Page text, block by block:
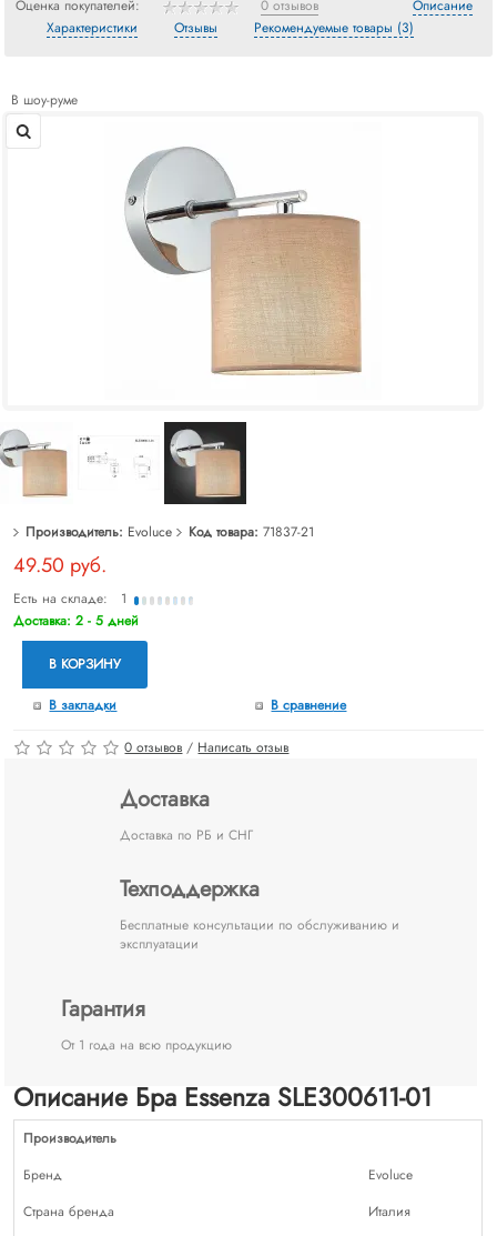
Оценка покупателей: 0 отзывов
Описание
Характеристики
Отзывы Рекомендуемые товары (3)
В шоу-руме
Производитель: Evoluce Код товара: 71837-21
49.50 руб.
Есть на складе: 1
Доставка: 2 - 5 дней
В КОРЗИНУ
В закладки В сравнение
0 отзывов / Написать отзыв
Доставка
Доставка по РБ и СНГ
Техподдержка
Бесплатные консультации по обслуживанию и
эксплуатации
Гарантия
От 1 года на всю продукцию
Описание Бра Essenza SLE300611-01
Производитель
Бренд
Evoluce
Страна бренда
Италия